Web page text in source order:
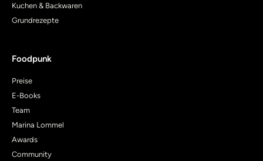
Kuchen & Backwaren
Grundrezepte
Foodpunk
Preise
E-Books
Team
Marina Lommel
Awards
Community